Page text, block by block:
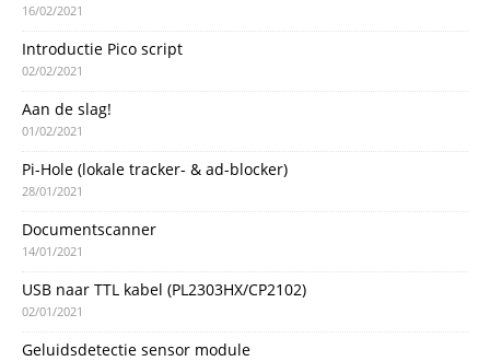
16/02/2021
Introductie Pico script
02/02/2021
Aan de slag!
01/02/2021
Pi-Hole (lokale tracker- & ad-blocker)
28/01/2021
Documentscanner
14/01/2021
USB naar TTL kabel (PL2303HX/CP2102)
02/01/2021
Geluidsdetectie sensor module